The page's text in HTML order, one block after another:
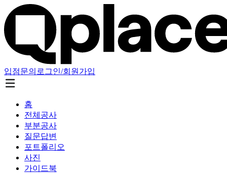
입점문의 로그인/회원가입
홈
전체공사
부분공사
질문답변
포트폴리오
사진
가이드북